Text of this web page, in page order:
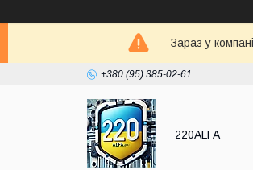
Зараз у
+380 (95) 385-02-61
220ALFA